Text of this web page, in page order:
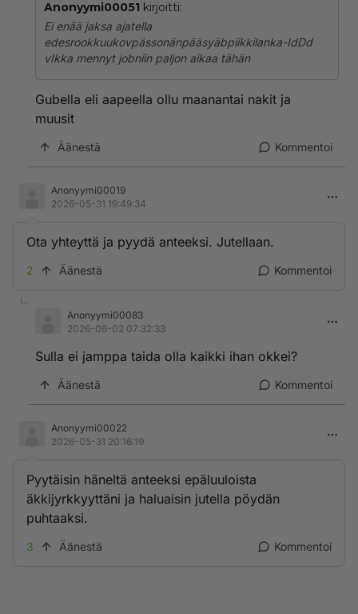
Anonyymi00051 kirjoitti:
Ei enää jaksa ajatella
edesrookkuukovpässonänpääsyäbpiikkilanka-IdDd
vIkka mennyt jobniin paljon aikaa tähän
Gubella eli aapeella ollu maanantai nakit ja
muusit
Äänestä Kommentoi
Anonyymi00019
2026-05-31 19:49:34
Ota yhteyttä ja pyydä anteeksi. Jutellaan.
2 Äänestä Kommentoi
Anonyymi00083
2026-06-02 07:32:33
Sulla ei jamppa taida olla kaikki ihan okkei?
Äänestä Kommentoi
Anonyymi00022
2026-05-31 20:16:19
Pyytäisin häneltä anteeksi epäluuloista
äkkijyrkkyyttäni ja haluaisin jutella pöydän
puhtaaksi.
3 Äänestä Kommentoi